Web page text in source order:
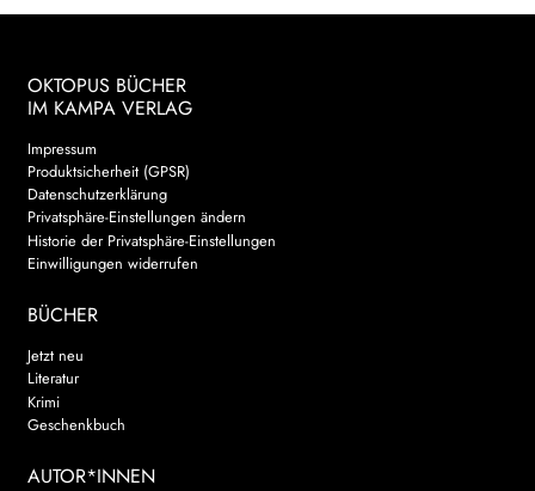
OKTOPUS BÜCHER
IM KAMPA VERLAG
Impressum
Produktsicherheit (GPSR)
Datenschutzerklärung
Privatsphäre-Einstellungen ändern
Historie der Privatsphäre-Einstellungen
Einwilligungen widerrufen
BÜCHER
Jetzt neu
Literatur
Krimi
Geschenkbuch
AUTOR*INNEN